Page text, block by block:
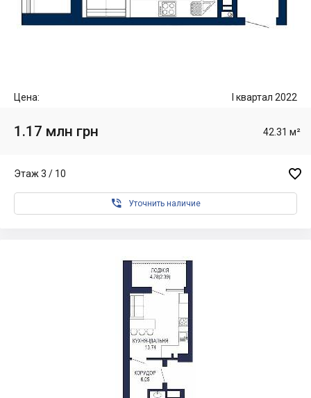
Цена: I квартал 2022
1.17 млн грн 42.31 м²
Этаж 3 / 10 
 Уточнить наличие